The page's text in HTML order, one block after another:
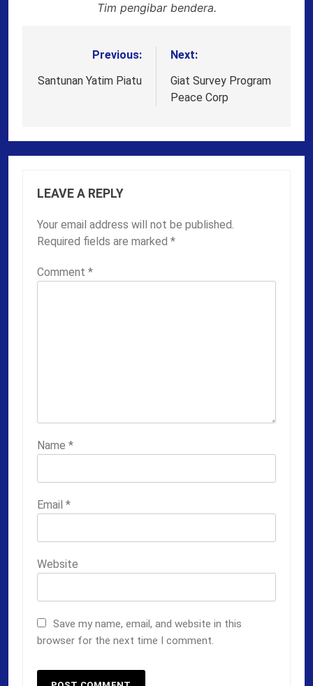
Tim pengibar bendera.
navigation
Previous:
Santunan Yatim Piatu
Next:
Giat Survey Program
Peace Corp
LEAVE A REPLY
Your email address will not be published.
Required fields are marked *
Comment *
Name *
Email *
Website
Save my name, email, and website in this
browser for the next time I comment.